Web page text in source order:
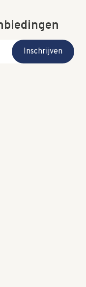
Inschrijven